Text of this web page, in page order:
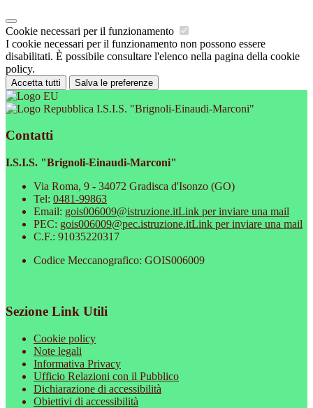
Cookie necessari per il funzionamento
I cookie necessari per il funzionamento non possono essere
disabilitati. È possibile consultare l'elenco nella pagina della cookie
policy.
Accetta tutti Salva le preferenze
I.S.I.S. "Brignoli-Einaudi-Marconi"
Contatti
I.S.I.S. "Brignoli-Einaudi-Marconi"
Via Roma, 9 - 34072 Gradisca d'Isonzo (GO)
Tel: 0481-99863
Email: gois006009@istruzione.itLink per inviare una mail
PEC: gois006009@pec.istruzione.itLink per inviare una mail
C.F.: 91035220317
Codice Meccanografico: GOIS006009
Sezione Link Utili
Cookie policy
Note legali
Informativa Privacy
Ufficio Relazioni con il Pubblico
Dichiarazione di accessibilità
Obiettivi di accessibilità